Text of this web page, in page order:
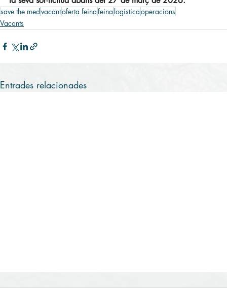
save the med vacantoferta feinafeina logísticaoperacions
Vacants
Entrades relacionades